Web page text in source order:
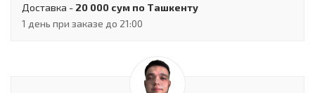
Доставка - 20 000 сум по Ташкенту
1 день при заказе до 21:00